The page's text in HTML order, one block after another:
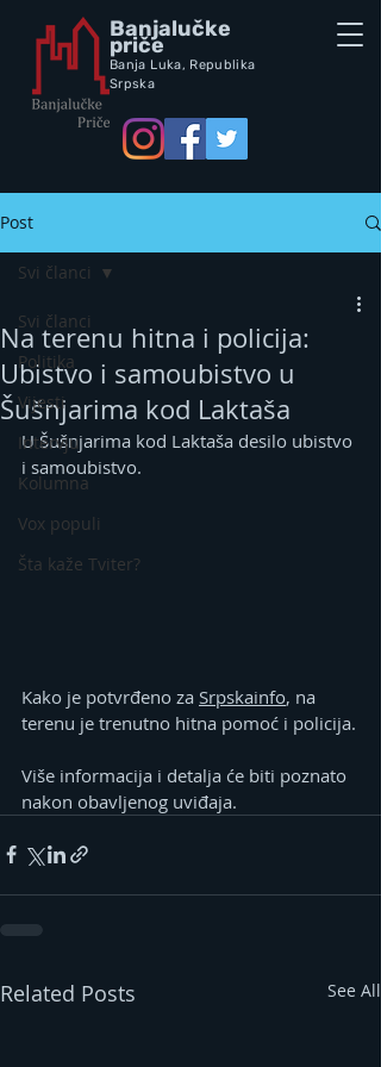
Banjalučke
priče
Banja Luka, Republika
Srpska
Post
Svi članci
Politika
Vijesti
Intervju
Kolumna
Vox populi
Šta kaže Tviter?
Svi članci
Na terenu hitna i policija:
Ubistvo i samoubistvo u
Šušnjarima kod Laktaša
U Šušnjarima kod Laktaša desilo ubistvo
i samoubistvo.
Kako je potvrđeno za Srpskainfo, na
terenu je trenutno hitna pomoć i policija.
Više informacija i detalja će biti poznato
nakon obavljenog uviđaja.
Related Posts See All